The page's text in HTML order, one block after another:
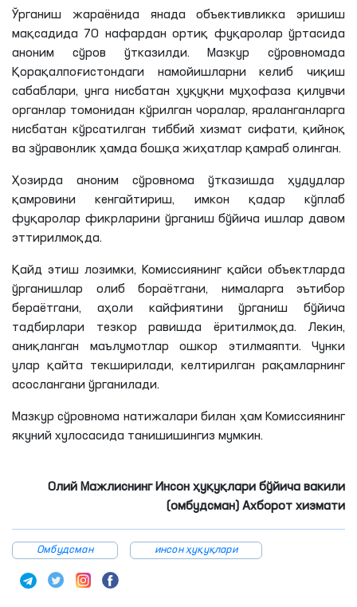
Ўрганиш жараёнида янада объективликка эришиш
мақсадида 70 нафардан ортиқ фуқаролар ўртасида
аноним сўров ўтказилди. Мазкур сўровномада
Қорақалпоғистондаги намойишларни келиб чиқиш
сабаблари, унга нисбатан ҳуқуқни муҳофаза
қилувчи
органлар томонидан кўрилган чоралар, яраланганларга
нисбатан кўрсатилган тиббий хизмат сифати, қийноқ
ва зўравонлик ҳамда бошқа жиҳатлар қамраб олинган.
Ҳозирда аноним сўровнома ўтказишда ҳудудлар
қамровини кенгайтириш, имкон қадар кўплаб
фуқаролар фикрларини ўрганиш бўйича ишлар давом
эттирилмоқда
Қайд этиш
, Комиссиянинг қайси объектларда
ўрганишлар олиб
бораётгани , нималарга эътибор
бераётгани , аҳоли кайфиятини ўрганиш бўйича
тадбирлари тезкор равишда ёритилмоқда. Лекин,
аниқланган маълумотлар ошкор этилмаяпти. Чунки
улар қайта текширилади, келтирилган рақамларнинг
асослангани ўрганилади.
Мазкур сўровнома натижалари билан ҳам Комиссиянинг
якуний хулосасида танишишингиз мумкин.
Олий Мажлиснинг Инсон ҳуқуқлари бўйича вакили
(омбудсман) Ахборот хизмати
Омбудсман инсон ҳуқуқлари